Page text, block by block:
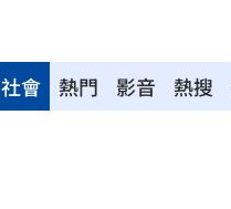
熱門 影音 熱搜
社會